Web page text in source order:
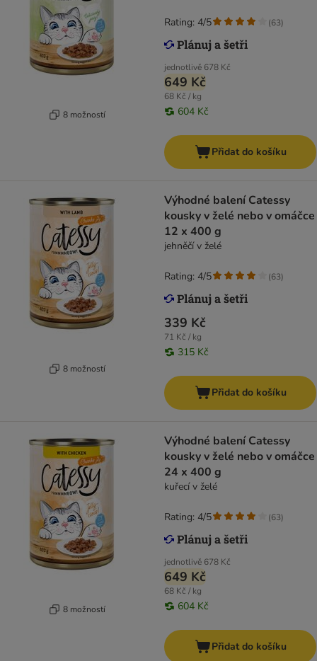
8 možností
jednotlivě 678 Kč
649 Kč
68 Kč / kg
604 Kč
Rating: 4/5 (63)
Přidat do košíku
8 možností
Výhodné balení Catessy
kousky v želé nebo v omáčce
12 x 400 g
jehněčí v želé
339 Kč
71 Kč / kg
315 Kč
Rating: 4/5 (63)
Přidat do košíku
8 možností
Výhodné balení Catessy
kousky v želé nebo v omáčce
24 x 400 g
kuřecí v želé
jednotlivě 678 Kč
649 Kč
68 Kč / kg
604 Kč
Rating: 4/5 (63)
Přidat do košíku